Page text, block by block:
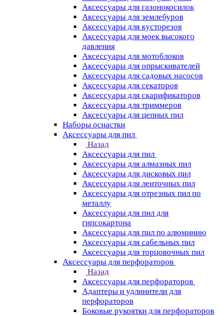
Аксессуары для газонокосилок
Аксессуары для землебуров
Аксессуары для кусторезов
Аксессуары для моек высокого
давления
Аксессуары для мотоблоков
Аксессуары для опрыскивателей
Аксессуары для садовых насосов
Аксессуары для секаторов
Аксессуары для скарификаторов
Аксессуары для триммеров
Аксессуары для цепных пил
Наборы оснастки
Аксессуары для пил
Назад
Аксессуары для пил
Аксессуары для алмазных пил
Аксессуары для дисковых пил
Аксессуары для ленточных пил
Аксессуары для отрезных пил по
металлу
Аксессуары для пил для
гипсокартона
Аксессуары для пил по алюминию
Аксессуары для сабельных пил
Аксессуары для торцовочных пил
Аксессуары для перфораторов
Назад
Аксессуары для перфораторов
Адаптеры и удлинители для
перфораторов
Боковые рукоятки для перфораторов